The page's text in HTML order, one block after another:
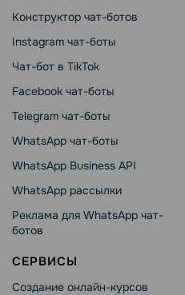
Конструктор чат-ботов
Instagram чат-боты
Чат-бот в TikTok
Facebook чат-боты
Telegram чат-боты
WhatsApp чат-боты
WhatsApp Business API
WhatsApp рассылки
Реклама для WhatsApp чат-
ботов
СЕРВИСЫ
Создание онлайн-курсов